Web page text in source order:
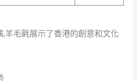
羊毛氈展示了香港的創意和文化